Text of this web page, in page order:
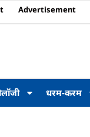
Advertisement
धरम-करम